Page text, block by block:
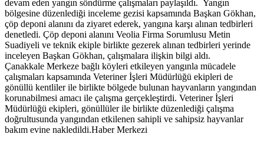
devam eden yangın söndürme çalışmaları paylaşıldı. Yangın
bölgesine düzenlediği inceleme gezisi kapsamında Başkan Gökhan,
çöp deponi alanını da ziyaret ederek, yangına karşı alınan tedbirleri
denetledi. Çöp deponi alanını Veolia Firma Sorumlusu Metin
Suadiyeli ve teknik ekiple birlikte gezerek alınan tedbirleri yerinde
inceleyen Başkan Gökhan, çalışmalara ilişkin bilgi aldı.
Çanakkale Merkeze bağlı köyleri etkileyen yangınla mücadele
çalışmaları kapsamında Veteriner İşleri Müdürlüğü ekipleri de
gönüllü kentliler ile birlikte bölgede bulunan hayvanların yangından
korunabilmesi amacı ile çalışma gerçekleştirdi. Veteriner İşleri
Müdürlüğü ekipleri, gönüllüler ile birlikte düzenlediği çalışma
doğrultusunda yangından etkilenen sahipli ve sahipsiz hayvanlar
bakım evine nakledildi.Haber Merkezi